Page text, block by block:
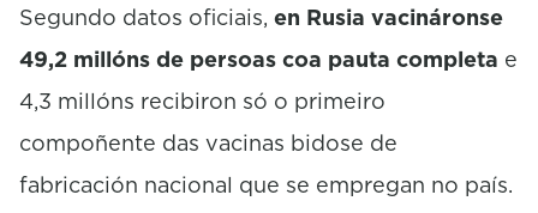
Segundo datos oficiais, en Rusia vacináronse
49,2 millóns de persoas coa pauta completa e
4,3 millóns recibiron só o primeiro
compoñente das vacinas bidose de
fabricación nacional que se empregan no país.